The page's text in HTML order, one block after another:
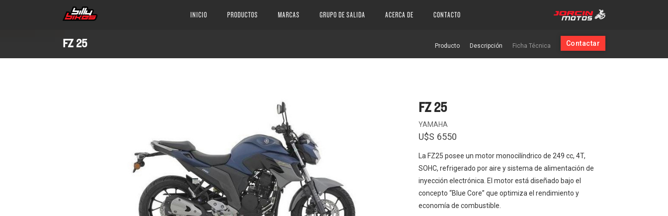
INICIO PRODUCTOS MARCAS GRUPO DE SALIDA ACERCA DE CONTACTO
FZ 25 Producto Descripción Ficha Técnica Contactar
FZ 25
YAMAHA
U$S 6550
La FZ25 posee un motor monocilíndrico de 249 cc, 4T,
SOHC, refrigerado por aire y sistema de alimentación de
inyección electrónica. El motor está diseñado bajo el
concepto “Blue Core” que optimiza el rendimiento y
economía de combustible.